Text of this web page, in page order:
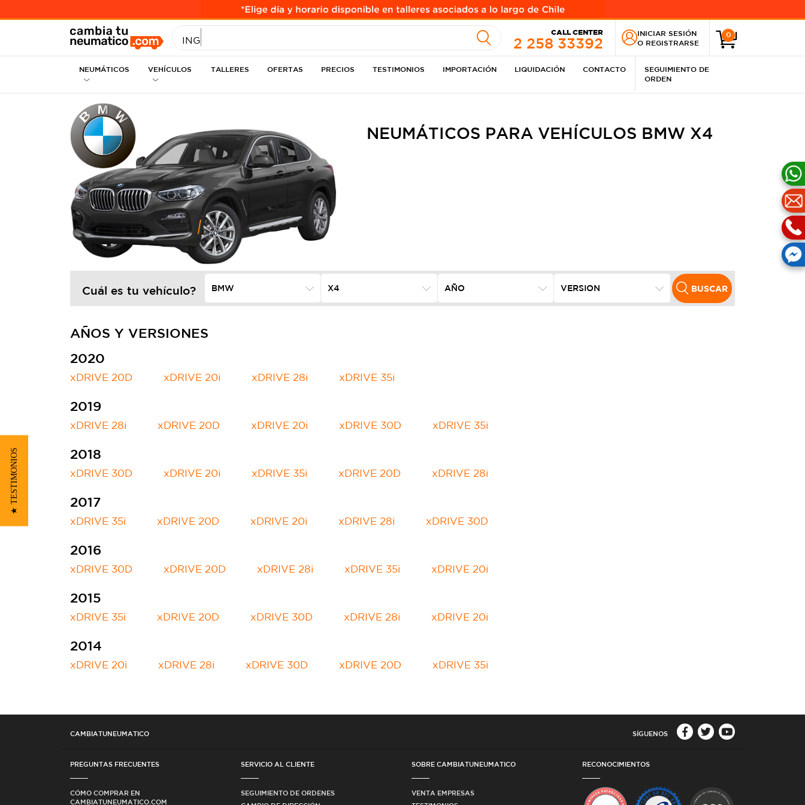
INGRESE MEDIDA
CALL CENTER
2 258 33392
INICIAR SESIÓN
O REGISTRARSE
0
NEUMÁTICOS VEHÍCULOS TALLERES OFERTAS PRECIOS TESTIMONIOS IMPORTACIÓN LIQUIDACIÓN CONTACTO
SEGUIMIENTO DE
ORDEN
NEUMÁTICOS PARA VEHÍCULOS BMW X4
Cuál es tu vehículo? BUSCAR
AÑOS Y VERSIONES
2020
xDRIVE 20D xDRIVE 20i xDRIVE 28i xDRIVE 35i
2019
xDRIVE 28i xDRIVE 20D xDRIVE 20i xDRIVE 30D xDRIVE 35i
2018
xDRIVE 30D xDRIVE 20i xDRIVE 35i xDRIVE 20D xDRIVE 28i
2017
xDRIVE 35i xDRIVE 20D xDRIVE 20i xDRIVE 28i xDRIVE 30D
2016
xDRIVE 30D xDRIVE 20D xDRIVE 28i xDRIVE 35i xDRIVE 20i
2015
xDRIVE 35i xDRIVE 20D xDRIVE 30D xDRIVE 28i xDRIVE 20i
2014
xDRIVE 20i xDRIVE 28i xDRIVE 30D xDRIVE 20D xDRIVE 35i
CAMBIATUNEUMATICO SÍGUENOS
PREGUNTAS FRECUENTES
CÓMO COMPRAR EN
CAMBIATUNEUMATICO.COM
SERVICIO AL CLIENTE
SEGUIMIENTO DE ORDENES
SOBRE CAMBIATUNEUMATICO
VENTA EMPRESAS
RECONOCIMIENTOS
★ TESTIMONIOS